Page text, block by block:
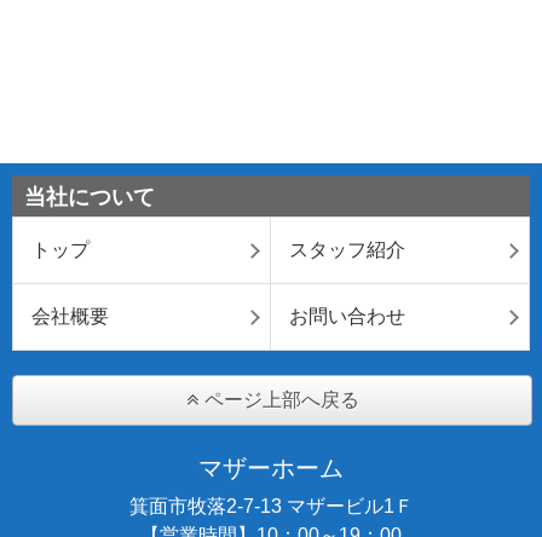
当社について
トップ スタッフ紹介
会社概要 お問い合わせ
ページ上部へ戻る
マザーホーム
箕面市牧落2-7-13 マザービル1Ｆ